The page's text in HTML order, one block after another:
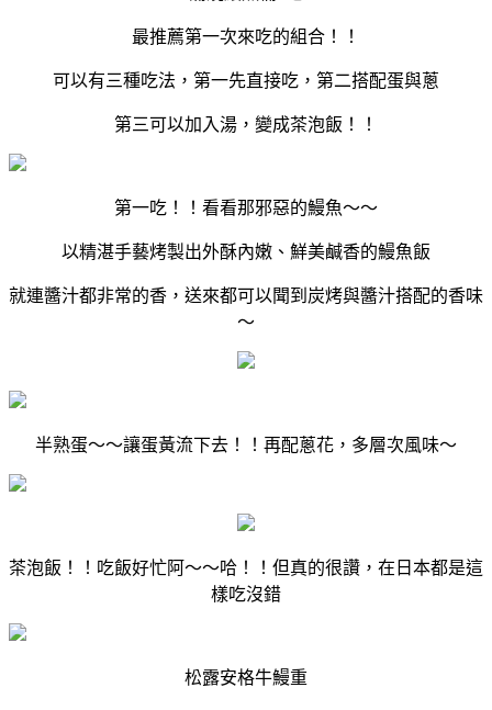
最推薦第一次來吃的組合！！
可以有三種吃法，第一先直接吃，第二搭配蛋與蔥
第三可以加入湯，變成茶泡飯！！
第一吃！！看看那邪惡的鰻魚～～
以精湛手藝烤製出外酥內嫩、鮮美鹹香的鰻魚飯
就連醬汁都非常的香，送來都可以聞到炭烤與醬汁搭配的香味
～
半熟蛋～～讓蛋黃流下去！！再配蔥花，多層次風味～
茶泡飯！！吃飯好忙阿～～哈！！但真的很讚，在日本都是這
樣吃沒錯
松露安格牛鰻重